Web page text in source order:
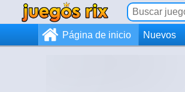
Página de inicio Nuevos